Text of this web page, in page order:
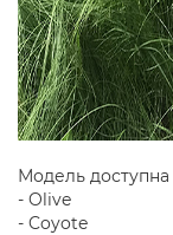
Модель доступна
- Olive
- Coyote